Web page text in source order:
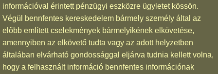
információval érintett pénzügyi eszközre ügyletet kössön.
Végül bennfentes kereskedelem bármely személy által az
előbb említett cselekmények bármelyikének elkövetése,
amennyiben az elkövető tudta vagy az adott helyzetben
általában elvárható gondossággal eljárva tudnia kellett volna,
hogy a felhasznált információ bennfentes információnak